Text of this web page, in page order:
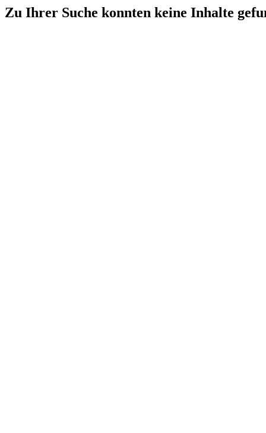
Zu Ihrer Suche konnten keine Inhalte